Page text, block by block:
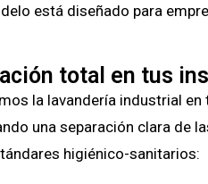
está diseñado para
total en tus
la lavandería industrial
una separación clara de
higiénico-sanitarios: